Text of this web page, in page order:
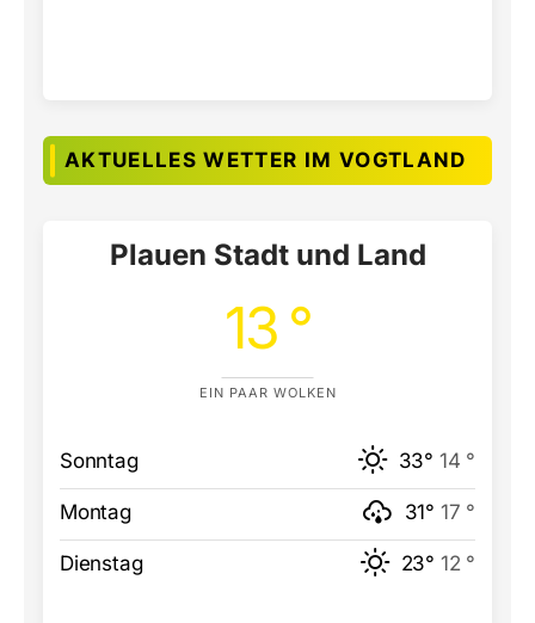
AKTUELLES WETTER IM VOGTLAND
Plauen Stadt und Land
13 °
EIN PAAR WOLKEN
Sonntag 33° 14 °
Montag 31° 17 °
Dienstag 23° 12 °